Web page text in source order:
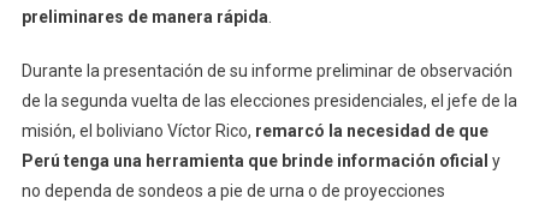
preliminares de manera rápida.
Durante la presentación de su informe preliminar de observación
de la segunda vuelta de las elecciones presidenciales, el jefe de la
misión, el boliviano Víctor Rico, remarcó la necesidad de que
Perú tenga una herramienta que brinde información oficial y
no dependa de sondeos a pie de urna o de proyecciones